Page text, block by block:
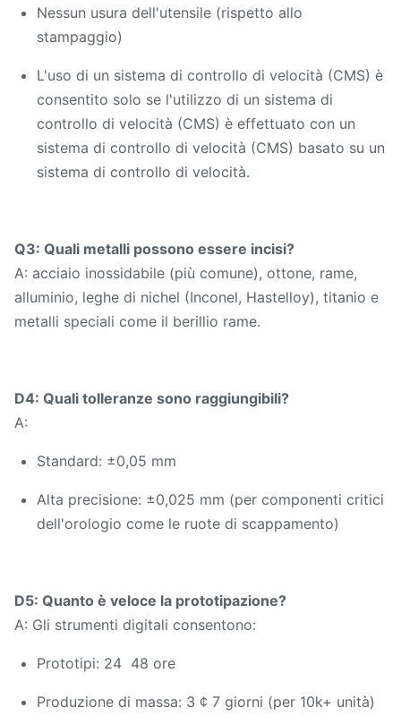
Nessun usura dell'utensile (rispetto allo
stampaggio)
L'uso di un sistema di controllo di velocità (CMS) è
consentito solo se l'utilizzo di un sistema di
controllo di velocità (CMS) è effettuato con un
sistema di controllo di velocità (CMS) basato su un
sistema di controllo di velocità.
Q3: Quali metalli possono essere incisi?
A: acciaio inossidabile (più comune), ottone, rame,
alluminio, leghe di nichel (Inconel, Hastelloy), titanio e
metalli speciali come il berillio rame.
D4: Quali tolleranze sono raggiungibili?
A:
Standard: ±0,05 mm
Alta precisione: ±0,025 mm (per componenti critici
dell'orologio come le ruote di scappamento)
D5: Quanto è veloce la prototipazione?
A: Gli strumenti digitali consentono:
Prototipi: 24  48 ore
Produzione di massa: 3 ¢ 7 giorni (per 10k+ unità)